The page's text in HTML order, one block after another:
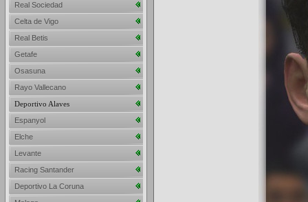
Real Sociedad
Celta de Vigo
Real Betis
Getafe
Osasuna
Rayo Vallecano
Deportivo Alaves
Espanyol
Elche
Levante
Racing Santander
Deportivo La Coruna